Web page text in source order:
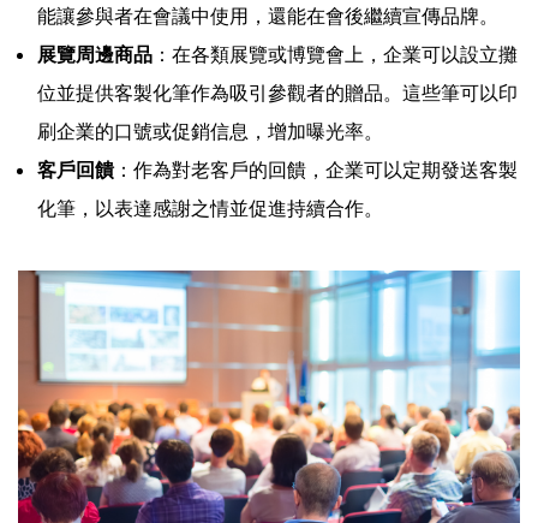
能讓參與者在會議中使用，還能在會後繼續宣傳品牌。
展覽周邊商品 ：在各類展覽或博覽會上，企業可以設立攤
位並提供客製化筆作為吸引參觀者的贈品。這些筆可以印
刷企業的口號或促銷信息，增加曝光率。
客戶回饋：作為對老客戶的回饋，企業可以定期發送客製
化筆，以表達感謝之情並促進持續合作。